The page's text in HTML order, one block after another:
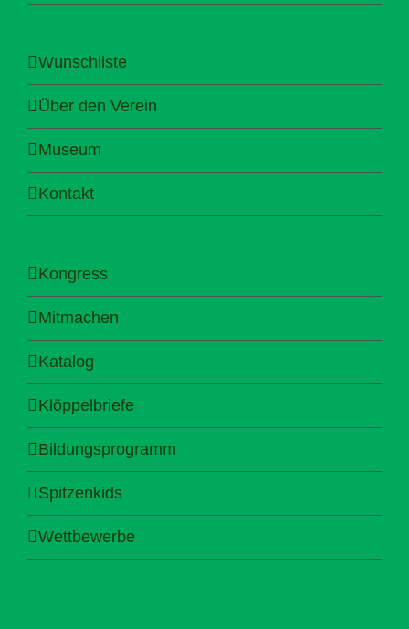
Wunschliste
Über den Verein
Museum
Kontakt
Kongress
Mitmachen
Katalog
Klöppelbriefe
Bildungsprogramm
Spitzenkids
Wettbewerbe